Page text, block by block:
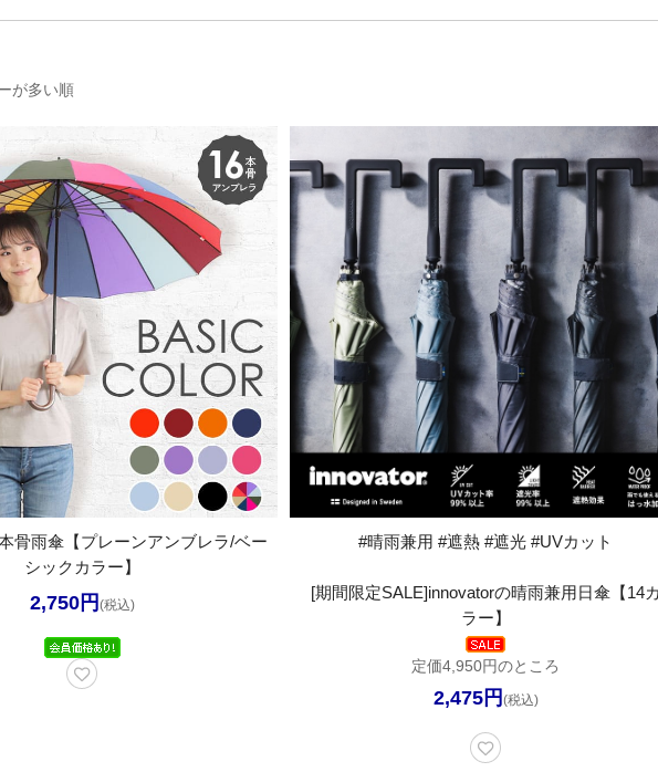
が多い順
骨雨傘【プレーンアンブレラ/ベー
シックカラー】
2,750円 (税込)
#晴雨兼用 #遮熱 #遮光 #UVカット
[期間限定SALE]innovatorの晴雨兼用日傘【14
ラー】
定価4,950円のところ
2,475円 (税込)